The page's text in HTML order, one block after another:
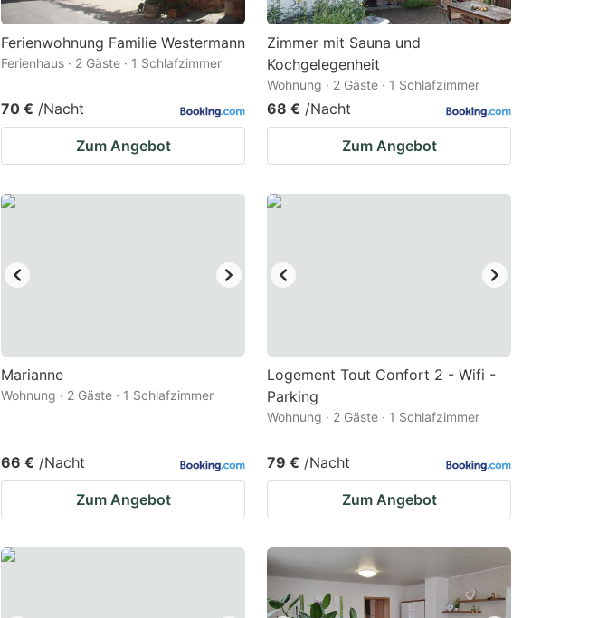
Ferienwohnung Familie Westermann
Ferienhaus · 2 Gäste · 1 Schlafzimmer
70 € /Nacht
Zum Angebot
Zimmer mit Sauna und
Kochgelegenheit
Wohnung · 2 Gäste · 1 Schlafzimmer
68 € /Nacht
Zum Angebot
Marianne
Wohnung · 2 Gäste · 1 Schlafzimmer
66 € /Nacht
Zum Angebot
Logement Tout Confort 2 - Wifi -
Parking
Wohnung · 2 Gäste · 1 Schlafzimmer
79 € /Nacht
Zum Angebot